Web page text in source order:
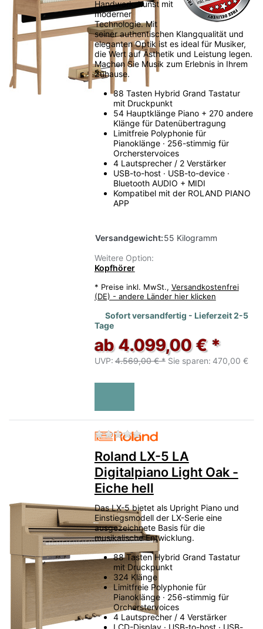
Handwerkskunst mit
moderner
Technologie. Mit
seiner authentischen Klangqualität und
eleganten Optik ist es ideal für Musiker,
die Wert auf Ästhetik und Leistung legen.
Machen Sie Musik zum Erlebnis in Ihrem
Zuhause.
88 Tasten Hybrid Grand Tastatur
mit Druckpunkt
54 Hauptklänge Piano + 270 andere
Klänge für Datenübertragung
Limitfreie Polyphonie für
Pianoklänge · 256-stimmig für
Orcherstervoices
4 Lautsprecher / 2 Verstärker
USB-to-host · USB-to-device ·
Bluetooth AUDIO + MIDI
Kompatibel mit der ROLAND PIANO
APP
Versandgewicht:55 Kilogramm
Weitere Option:
Kopfhörer
* Preise inkl. MwSt., Versandkostenfrei
(DE) - andere Länder hier klicken
Sofort versandfertig - Lieferzeit 2-5
Tage
ab 4.099,00 € *
UVP: 4.569,00 € * Sie sparen: 470,00 €
Zu diesem Produkt liegen
Roland LX-5 LA
Digitalpiano Light Oak -
Eiche hell
Das LX-5 bietet als Upright Piano und
Einstiegsmodell der LX-Serie eine
ausgezeichnete Basis für die
musikalische Entwicklung.
88 Tasten Hybrid Grand Tastatur
mit Druckpunkt
324 Klänge
Limitfreie Polyphonie für
Pianoklänge · 256-stimmig für
Orcherstervoices
4 Lautsprecher / 4 Verstärker
LCD-Display · USB-to-host · USB-